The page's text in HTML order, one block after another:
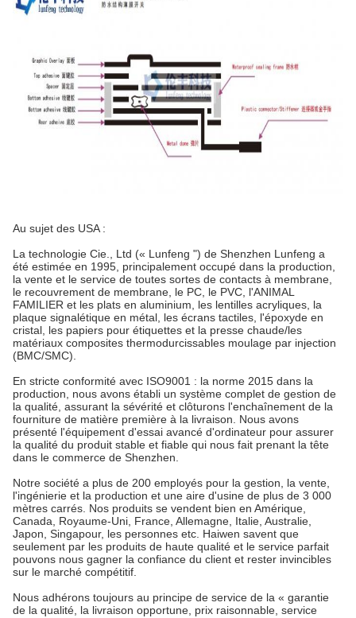
Au sujet des USA :
La technologie Cie., Ltd (« Lunfeng ") de Shenzhen Lunfeng a
été estimée en 1995, principalement occupé dans la production,
la vente et le service de toutes sortes de contacts à membrane,
le recouvrement de membrane, le PC, le PVC, l'ANIMAL
FAMILIER et les plats en aluminium, les lentilles acryliques, la
plaque signalétique en métal, les écrans tactiles, l'époxyde en
cristal, les papiers pour étiquettes et la presse chaude/les
matériaux composites thermodurcissables moulage par injection
(BMC/SMC).
En stricte conformité avec ISO9001 : la norme 2015 dans la
production, nous avons établi un système complet de gestion de
la qualité, assurant la sévérité et clôturons l'enchaînement de la
fourniture de matière première à la livraison. Nous avons
présenté l'équipement d'essai avancé d'ordinateur pour assurer
la qualité du produit stable et fiable qui nous fait prenant la tête
dans le commerce de Shenzhen.
Notre société a plus de 200 employés pour la gestion, la vente,
l'ingénierie et la production et une aire d'usine de plus de 3 000
mètres carrés. Nos produits se vendent bien en Amérique,
Canada, Royaume-Uni, France, Allemagne, Italie, Australie,
Japon, Singapour, les personnes etc. Haiwen savent que
seulement par les produits de haute qualité et le service parfait
pouvons nous gagner la confiance du client et rester invincibles
sur le marché compétitif.
Nous adhérons toujours au principe de service de la « garantie
de la qualité, la livraison opportune, prix raisonnable, service